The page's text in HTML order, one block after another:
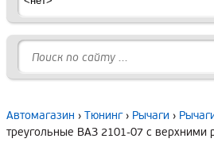
Автомагазин › Тюнинг› Рычаги ›
треугольные ВАЗ 2101-07 с верхними